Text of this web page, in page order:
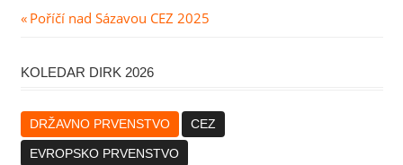
Navigacija
Previous
Poříčí nad Sázavou CEZ 2025
KOLEDAR DIRK 2026
DRŽAVNO PRVENSTVO CEZ
EVROPSKO PRVENSTVO